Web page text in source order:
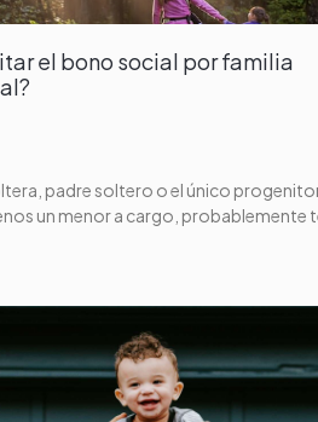
el bono social por familia
padre soltero o el único
un menor a cargo, probablemente